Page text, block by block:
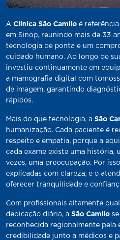
A Clínica São Camilo é
em Sinop, reunindo mais de 33
tecnologia de ponta e um
cuidado humano. Ao longo de
investiu continuamente em
a mamografia digital com
de imagem, garantindo
rápidos.
Mais do que tecnologia, a São
humanização. Cada paciente é
respeito e empatia, porque a
cada exame existe uma história,
vezes, uma preocupação. Por
explicadas com clareza, e o
oferecer tranquilidade e
Com profissionais altamente
dedicação diária, a São Camilo
reconhecida regionalmente pela
credibilidade junto a médicos e